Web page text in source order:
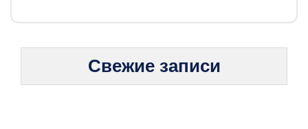
Свежие записи